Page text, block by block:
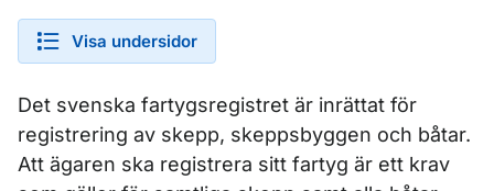
Visa undersidor
Det svenska fartygsregistret är inrättat för
registrering av skepp, skeppsbyggen och båtar.
Att ägaren ska registrera sitt fartyg är ett krav